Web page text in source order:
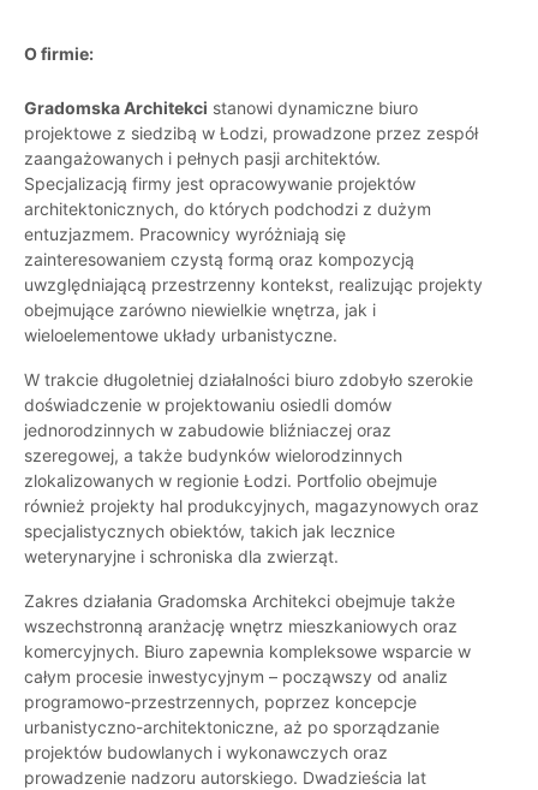
O firmie:
Gradomska Architekci stanowi dynamiczne biuro
projektowe z siedzibą w Łodzi, prowadzone przez zespół
zaangażowanych i pełnych pasji architektów.
Specjalizacją firmy jest opracowywanie projektów
architektonicznych, do których podchodzi z dużym
entuzjazmem. Pracownicy wyróżniają się
zainteresowaniem czystą formą oraz kompozycją
uwzględniającą przestrzenny kontekst, realizując projekty
obejmujące zarówno niewielkie wnętrza, jak i
wieloelementowe układy urbanistyczne.
W trakcie długoletniej działalności biuro zdobyło szerokie
doświadczenie w projektowaniu osiedli domów
jednorodzinnych w zabudowie bliźniaczej oraz
szeregowej, a także budynków wielorodzinnych
zlokalizowanych w regionie Łodzi. Portfolio obejmuje
również projekty hal produkcyjnych, magazynowych oraz
specjalistycznych obiektów, takich jak lecznice
weterynaryjne i schroniska dla zwierząt.
Zakres działania Gradomska Architekci obejmuje także
wszechstronną aranżację wnętrz mieszkaniowych oraz
komercyjnych. Biuro zapewnia kompleksowe wsparcie w
całym procesie inwestycyjnym – począwszy od analiz
programowo-przestrzennych, poprzez koncepcje
urbanistyczno-architektoniczne, aż po sporządzanie
projektów budowlanych i wykonawczych oraz
prowadzenie nadzoru autorskiego. Dwadzieścia lat